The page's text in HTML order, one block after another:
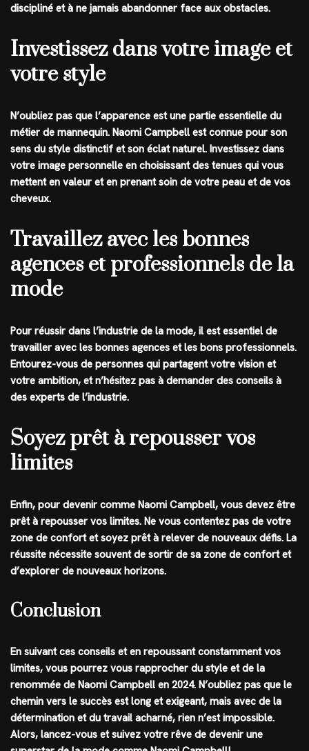
discipliné et à ne jamais abandonner face aux obstacles.
Investissez dans votre image et
votre style
N’oubliez pas que l’apparence est une partie essentielle du
métier de mannequin. Naomi Campbell est connue pour son
sens du style distinctif et son éclat naturel. Investissez dans
votre image personnelle en choisissant des tenues qui vous
mettent en valeur et en prenant soin de votre peau et de vos
cheveux.
Travaillez avec les bonnes
agences et professionnels de la
mode
Pour réussir dans l’industrie de la mode, il est essentiel de
travailler avec les bonnes agences et les bons professionnels.
Entourez-vous de personnes qui partagent votre vision et
votre ambition, et n’hésitez pas à demander des conseils à
des experts de l’industrie.
Soyez prêt à repousser vos
limites
Enfin, pour devenir comme Naomi Campbell, vous devez être
prêt à repousser vos limites. Ne vous contentez pas de votre
zone de confort et soyez prêt à relever de nouveaux défis. La
réussite nécessite souvent de sortir de sa zone de confort et
d’explorer de nouveaux horizons.
Conclusion
En suivant ces conseils et en repoussant constamment vos
limites, vous pourrez vous rapprocher du style et de la
renommée de Naomi Campbell en 2024. N’oubliez pas que le
chemin vers le succès est long et exigeant, mais avec de la
détermination et du travail acharné, rien n’est impossible.
Alors, lancez-vous et suivez votre rêve de devenir une